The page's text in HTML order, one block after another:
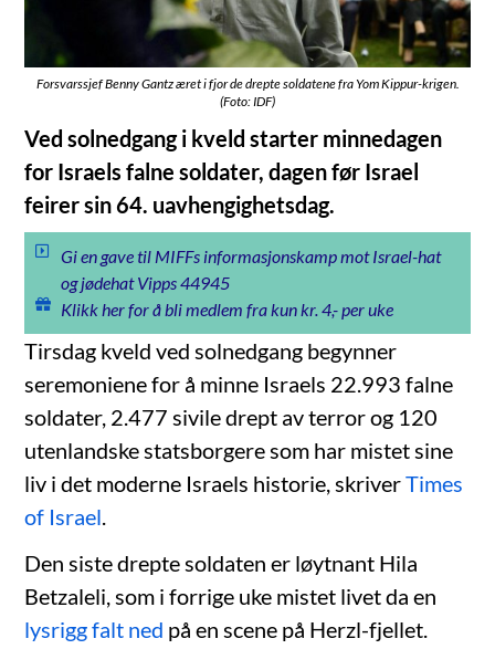
Forsvarssjef Benny Gantz æret i fjor de drepte soldatene fra Yom Kippur-krigen.
(Foto: IDF)
Ved solnedgang i kveld starter minnedagen
for Israels falne soldater, dagen før Israel
feirer sin 64. uavhengighetsdag.
Gi en gave til MIFFs informasjonskamp mot Israel-hat
og jødehat Vipps 44945
Klikk her for å bli medlem fra kun kr. 4,- per uke
Tirsdag kveld ved solnedgang begynner
seremoniene for å minne Israels 22.993 falne
soldater, 2.477 sivile drept av terror og 120
utenlandske statsborgere som har mistet sine
liv i det moderne Israels historie, skriverTimes
of Israel
Den siste drepte soldaten er løytnant Hila
Betzaleli, som i forrige uke mistet livet da en
lysrigg falt ned på en scene på Herzl-fjellet.